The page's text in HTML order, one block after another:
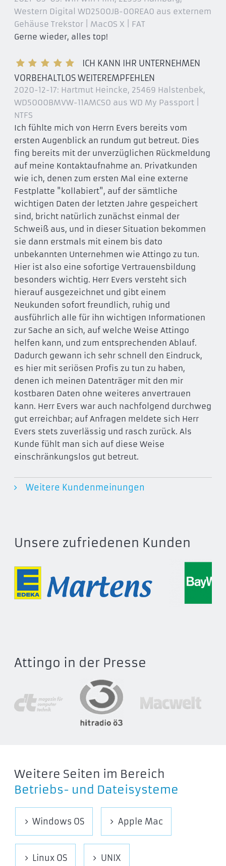
Western Digital WD2500JB-00REA0 aus externem
Gehäuse Trekstor | MacOS X | FAT
Gerne wieder, alles top!
ICH KANN IHR UNTERNEHMEN
VORBEHALTLOS WEITEREMPFEHLEN
2020-12-17: Hartmut Heincke, 25469 Halstenbek,
WD5000BMVW-11AMCS0 aus WD My Passport |
NTFS
Ich fühlte mich von Herrn Evers bereits vom
ersten Augenblick an rundum gut betreut. Dies
fing bereits mit der unverzüglichen Rückmeldung
auf meine Kontaktaufnahme an. Privatkunden
wie ich, denen zum ersten Mal eine externe
Festplatte "kollabiert", auf der sämtliche
wichtigen Daten der letzten Jahre gespeichert
sind, bricht natürlich zunächst einmal der
Schweiß aus, und in dieser Situation bekommen
sie dann erstmals mit einem bis dato
unbekannten Unternehmen wie Attingo zu tun.
Hier ist also eine sofortige Vertrauensbildung
besonders wichtig. Herr Evers versteht sich
hierauf ausgezeichnet und gibt einem
Neukunden sofort freundlich, ruhig und
ausführlich alle für ihn wichtigen Informationen
zur Sache an sich, auf welche Weise Attingo
helfen kann, und zum entsprechenden Ablauf.
Dadurch gewann ich sehr schnell den Eindruck,
es hier mit seriösen Profis zu tun zu haben,
denen ich meinen Datenträger mit den mir
kostbaren Daten ohne weiteres anvertrauen
kann. Herr Evers war auch nachfolgend durchweg
gut erreichbar; auf Anfragen meldete sich Herr
Evers stets zuverlässig und rasch zurück. Als
Kunde fühlt man sich auf diese Weise
einschränkungslos gut betreut.
Weitere Kundenmeinungen
Unsere zufriedenen Kunden
Attingo in der Presse
Weitere Seiten im Bereich
Betriebs- und Dateisysteme
Windows OS Apple Mac
Linux OS UNIX